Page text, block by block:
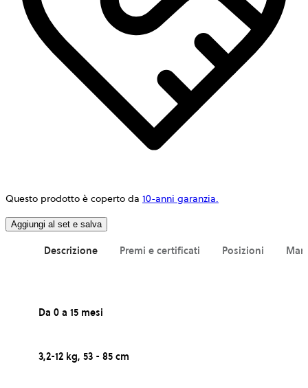
Questo prodotto è coperto da 10-anni garanzia.
Aggiungi al set e salva
Descrizione Premi e certificati Posizioni
Da 0 a 15 mesi
3,2-12 kg, 53 - 85 cm